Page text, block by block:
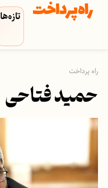
تازه‌ها
راه پرداخت
حمید فتاحی